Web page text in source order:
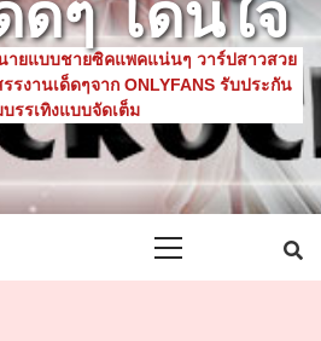
ดๆ โดนใจ
ายแบบชายซิคแพคแน่นๆ วาร์ปสาวสวย
งานเด็ดๆจาก ONLYFANS รับประกัน
รรเทิงแบบจัดเต็ม